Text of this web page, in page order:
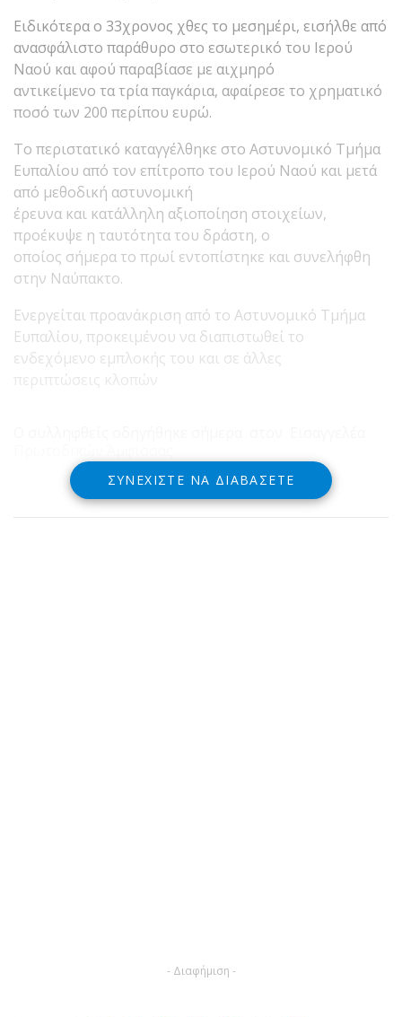
Ειδικότερα ο 33χρονος χθες το μεσημέρι, εισήλθε από
ανασφάλιστο παράθυρο στο εσωτερικό του Ιερού
Ναού και αφού παραβίασε με αιχμηρό
αντικείμενο τα τρία παγκάρια, αφαίρεσε το χρηματικό
ποσό των 200 περίπου ευρώ.
Το περιστατικό καταγγέλθηκε στο Αστυνομικό Τμήμα
Ευπαλίου από τον επίτροπο του Ιερού Ναού και μετά
από μεθοδική αστυνομική
έρευνα και κατάλληλη αξιοποίηση στοιχείων,
προέκυψε η ταυτότητα του δράστη, ο
οποίος σήμερα το πρωί εντοπίστηκε και συνελήφθη
στην Ναύπακτο.
Ενεργείται προανάκριση από το Αστυνομικό Τμήμα
Ευπαλίου, προκειμένου να διαπιστωθεί το
ενδεχόμενο εμπλοκής του και σε άλλες
περιπτώσεις κλοπών
ΣΥΝΕΧΊΣΤΕ ΝΑ ΔΙΑΒΆΣΕΤΕ
- Διαφήμιση -